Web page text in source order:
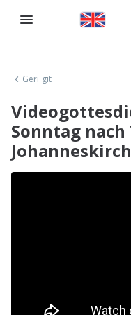
Geri git
Sonntag